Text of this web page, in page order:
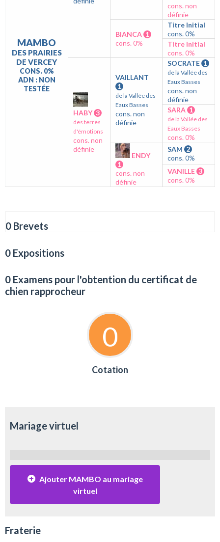
MAMBO
DES PRAIRIES
DE VERCEY
CONS. 0%
ADN : NON
TESTÉE
cons. non
définie
BIANCA 1
cons. 0%
Titre Initial
cons. 0%
Titre Initial
cons. 0%
HABY 3
des terres
d'émotions
cons. non
définie
VAILLANT
1
de la Vallée des
Eaux Basses
cons. non
définie
SOCRATE 1
de la Vallée des
Eaux Basses
cons. non
définie
SARA 1
de la Vallée des
Eaux Basses
cons. 0%
ENDY
1
cons. non
définie
SAM 2
cons. 0%
VANILLE 3
cons. 0%
0 Brevets
0 Expositions
0 Examens pour l'obtention du certificat de
chien rapprocheur
0
Cotation
Mariage virtuel
Ajouter MAMBO au mariage
virtuel
Fraterie